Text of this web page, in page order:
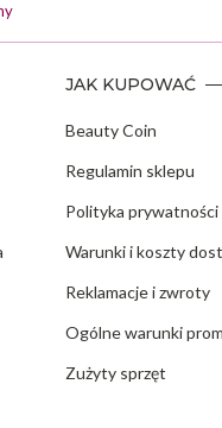
JAK KUPOWAĆ
Beauty Coin
Regulamin sklepu
Polityka prywatności
Warunki i koszty
Reklamacje i zwroty
Ogólne warunki
Zużyty sprzęt